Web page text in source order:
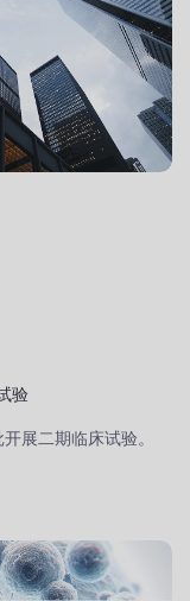
验
展二期临床试验。